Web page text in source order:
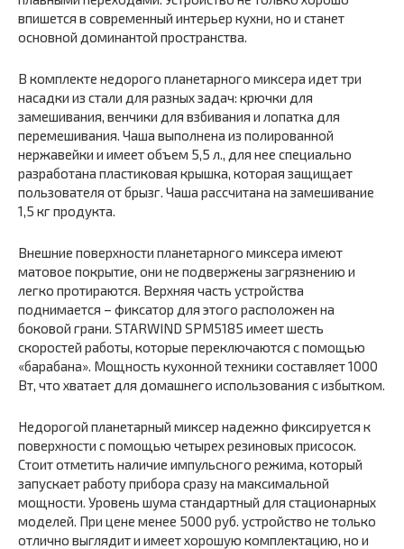
впишется в современный интерьер кухни, но и станет
основной доминантой пространства.
В комплекте недорого планетарного миксера идет три
насадки из стали для разных задач: крючки для
замешивания, венчики для взбивания и лопатка для
перемешивания. Чаша выполнена из полированной
нержавейки и имеет объем 5,5 л., для нее специально
разработана пластиковая крышка, которая защищает
пользователя от брызг. Чаша рассчитана на замешивание
1,5 кг продукта.
Внешние поверхности планетарного миксера имеют
матовое покрытие, они не подвержены загрязнению и
легко протираются. Верхняя часть устройства
поднимается – фиксатор для этого расположен на
боковой грани. STARWIND SPM5185 имеет шесть
скоростей работы, которые переключаются с помощью
«барабана». Мощность кухонной техники составляет 1000
Вт, что хватает для домашнего использования с избытком.
Недорогой планетарный миксер надежно фиксируется к
поверхности с помощью четырех резиновых присосок.
Стоит отметить наличие импульсного режима, который
запускает работу прибора сразу на максимальной
мощности. Уровень шума стандартный для стационарных
моделей. При цене менее 5000 руб. устройство не только
отлично выглядит и имеет хорошую комплектацию, но и